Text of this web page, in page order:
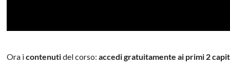
Ora icontenutidel corso:accedi gratuitamente ai primi 2